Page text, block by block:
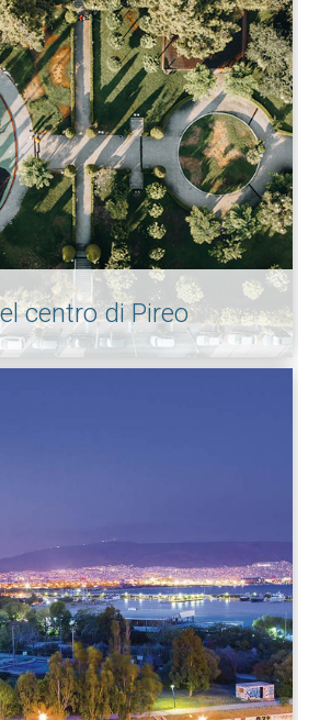
centro di Pireo